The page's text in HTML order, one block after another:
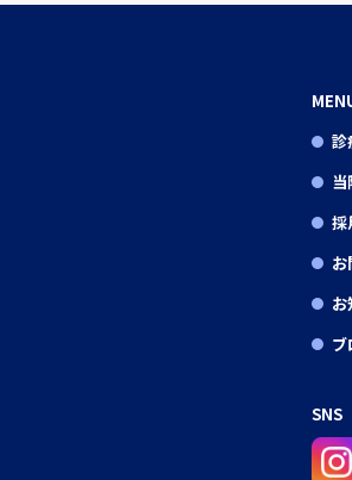
診
当
採
お
お
ブ
SNS